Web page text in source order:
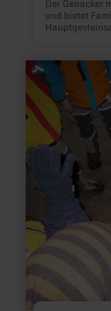
Der Geoacker
und bietet
mehr
erfahren
zu:
Steinzeitjäger